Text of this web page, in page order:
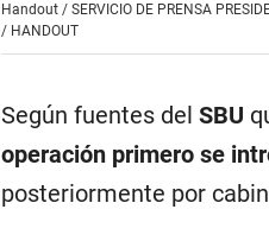
Handout / SERVICIO DE PRENSA
/ HANDOUT
Según fuentes del SBU
operación primero se
posteriormente por